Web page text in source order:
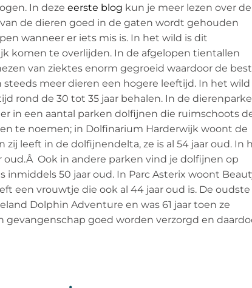
In deze eerste blog kun je meer lezen over de
de dieren goed in de gaten wordt gehouden
wanneer er iets mis is. In het wild is dit
komen te overlijden. In de afgelopen tientallen
van ziektes enorm gegroeid waardoor de
meer dieren een hogere leeftijd. In het wild
rond de 30 tot 35 jaar behalen. In de
in een aantal parken dolfijnen die ruimschoots
te noemen; in Dolfinarium Harderwijk woont de
leeft in de dolfijnendelta, ze is al 54 jaar oud. In
Ook in andere parken vind je dolfijnen op
inmiddels 50 jaar oud. In Parc Asterix woont
een vrouwtje die ook al 44 jaar oud is. De oudste
Dolphin Adventure en was 61 jaar toen ze
gevangenschap goed worden verzorgd en